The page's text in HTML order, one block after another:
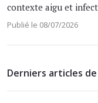
contexte aigu et
Publié le 08/07/2026
Derniers articles